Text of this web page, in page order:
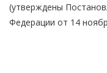
(утверждены
Федерации от 14